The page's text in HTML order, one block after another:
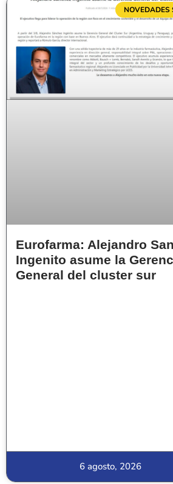
NOVEDADES
Eurofarma: Alejandro
Ingenito asume la
General del cluster sur
6 agosto, 2026